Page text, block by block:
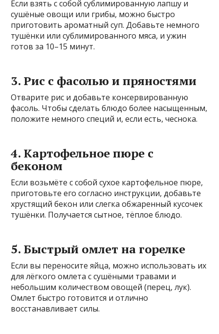
Если взять с собой сублимированную лапшу и
сушёные овощи или грибы, можно быстро
приготовить ароматный суп. Добавьте немного
тушёнки или сублимированного мяса, и ужин
готов за 10–15 минут.
3. Рис с фасолью и пряностями
Отварите рис и добавьте консервированную
фасоль. Чтобы сделать блюдо более насыщенным,
положите немного специй и, если есть, чеснока.
4. Картофельное пюре с
беконом
Если возьмёте с собой сухое картофельное пюре,
приготовьте его согласно инструкции, добавьте
хрустящий бекон или слегка обжаренный кусочек
тушёнки. Получается сытное, тёплое блюдо.
5. Быстрый омлет на горелке
Если вы переносите яйца, можно использовать их
для лёгкого омлета с сушёными травами и
небольшим количеством овощей (перец, лук).
Омлет быстро готовится и отлично
восстанавливает силы.